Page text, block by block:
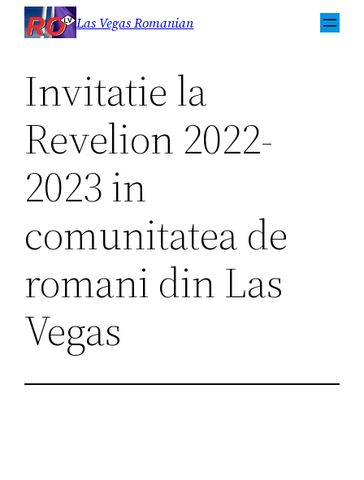
Sari
Las Vegas Romanian
Invitatie la
Revelion 2022-
2023 in
comunitatea de
romani din Las
Vegas